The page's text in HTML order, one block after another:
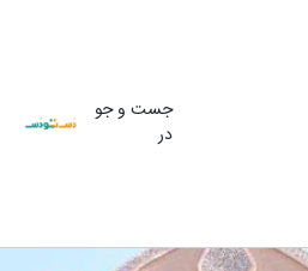
جست و جو
در